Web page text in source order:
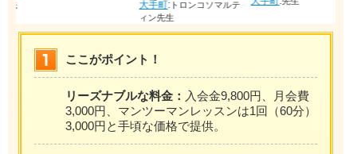
大手町:トロンコソマルテ
ィン先生
ここがポイント！
リーズナブルな料金： 入会金9,800円、月会費
3,000円、マンツーマンレッスンは1回（60分）
3,000円と手頃な価格で提供。